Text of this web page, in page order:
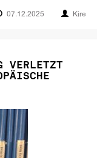
07.12.2025 Kire
VERLETZT